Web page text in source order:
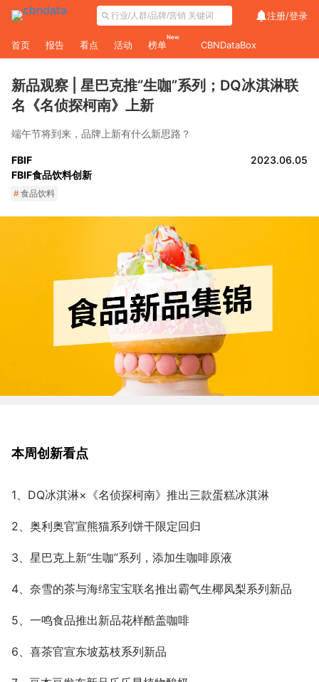
注册/登录
首页 报告 看点 活动 榜单
New
CBNDataBox
新品观察 | 星巴克推“生咖”系列；DQ冰淇淋联
名《名侦探柯南》上新
端午节将到来，品牌上新有什么新思路？
FBIF
FBIF食品饮料创新
2023.06.05
#食品饮料
本周创新看点
1、DQ冰淇淋×《名侦探柯南》推出三款蛋糕冰淇淋
2、奥利奥官宣熊猫系列饼干限定回归
3、星巴克上新“生咖”系列，添加生咖啡原液
4、奈雪的茶与海绵宝宝联名推出霸气生椰凤梨系列新品
5、一鸣食品推出新品花样酷盖咖啡
6、喜茶官宣东坡荔枝系列新品